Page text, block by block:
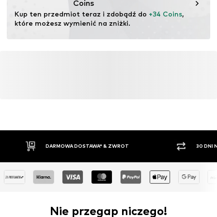
Coins
Kup ten przedmiot teraz i zdobądź do +34 Coins,
które możesz wymienić na zniżki.
DARMOWA DOSTAWA* & ZWROT 30 DNI
Nie przegap niczego!